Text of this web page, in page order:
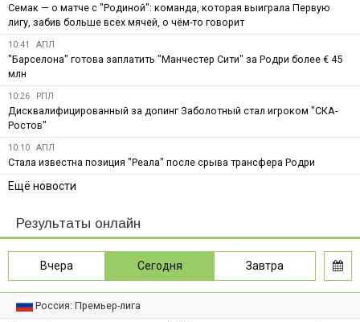
Семак — о матче с "Родиной": команда, которая выиграла Первую
лигу, забив больше всех мячей, о чём-то говорит
10:41 АПЛ
"Барселона" готова заплатить "Манчестер Сити" за Родри более € 45
млн
10:26 РПЛ
Дисквалифицированный за допинг Заболотный стал игроком "СКА-
Ростов"
10:10 АПЛ
Стала известна позиция "Реала" после срыва трансфера Родри
Ещё новости
Результаты онлайн
Вчера Сегодня Завтра
Россия: Премьер-лига